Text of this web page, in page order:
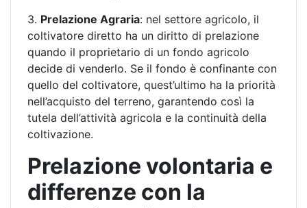
3. Prelazione Agraria: nel settore agricolo, il
coltivatore diretto ha un diritto di prelazione
quando il proprietario di un fondo agricolo
decide di venderlo. Se il fondo è confinante con
quello del coltivatore, quest’ultimo ha la priorità
nell’acquisto del terreno, garantendo così la
tutela dell’attività agricola e la continuità della
coltivazione.
Prelazione volontaria e
differenze con la